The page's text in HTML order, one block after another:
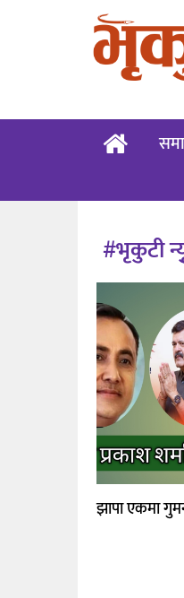
#भृकुटी
झापा एकमा